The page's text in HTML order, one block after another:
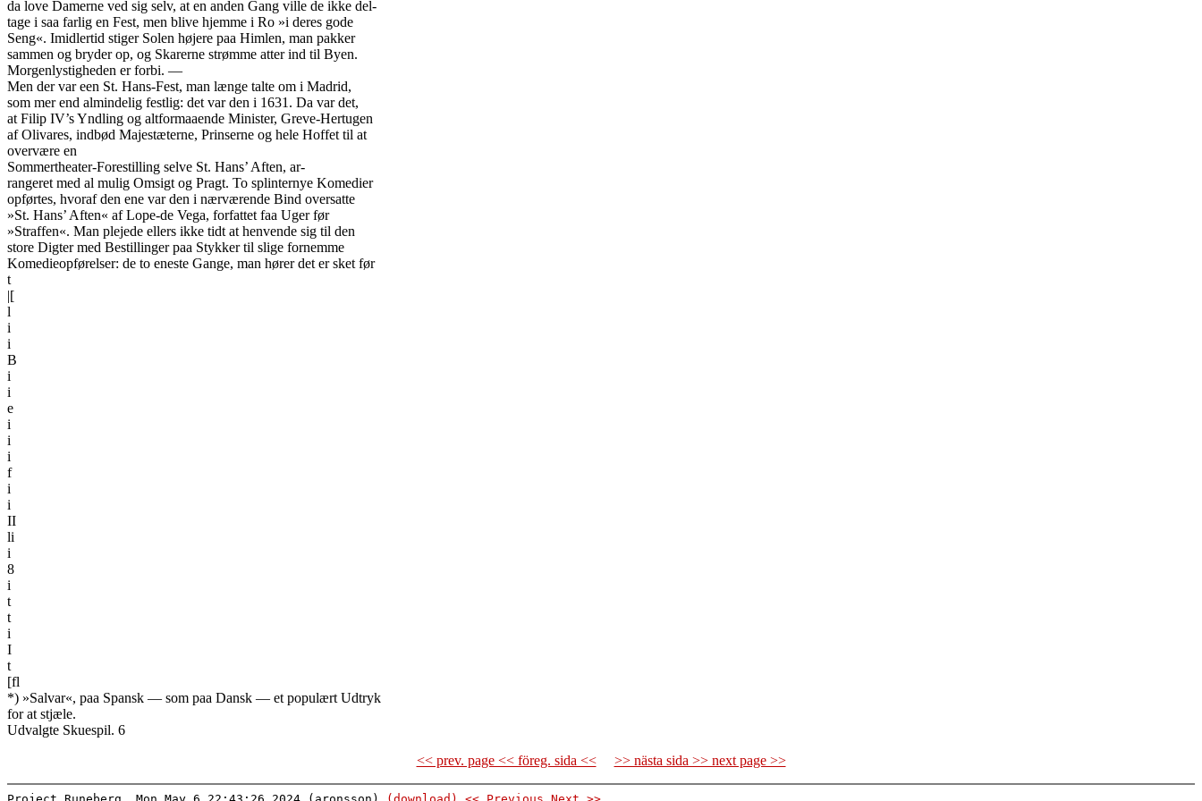
da love Damerne ved sig selv, at en anden Gang ville de ikke del-
tage i saa farlig en Fest, men blive hjemme i Ro »i deres gode
Seng«. Imidlertid stiger Solen højere paa Himlen, man pakker
sammen og bryder op, og Skarerne strømme atter ind til Byen.
Morgenlystigheden er forbi. —
Men der var een St. Hans-Fest, man længe talte om i Madrid,
som mer end almindelig festlig: det var den i 1631. Da var det,
at Filip IV’s Yndling og altformaaende Minister, Greve-Hertugen
af Olivares, indbød Majestæterne, Prinserne og hele Hoffet til at
overvære en
Sommertheater-Forestilling selve St. Hans’ Aften, ar-
rangeret med al mulig Omsigt og Pragt. To splinternye Komedier
opførtes, hvoraf den ene var den i nærværende Bind oversatte
»St. Hans’ Aften« af Lope-de Vega, forfattet faa Uger før
»Straffen«. Man plejede ellers ikke tidt at henvende sig til den
store Digter med Bestillinger paa Stykker til slige fornemme
Komedieopførelser: de to eneste Gange, man hører det er sket før
t
|[
l
i
i
B
i
i
e
i
i
i
f
i
i
II
li
i
8
i
t
t
i
I
t
[fl
*) »Salvar«, paa Spansk — som paa Dansk — et populært Udtryk
for at stjæle.
Udvalgte Skuespil. 6
<< prev. page << föreg. sida <<
>> nästa sida >> next page >>